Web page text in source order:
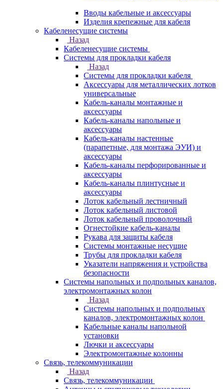
Вводы кабельные и аксессуары
Изделия крепежные для кабеля
Кабеленесущие системы
Назад
Кабеленесущие системы
Системы для прокладки кабеля
Назад
Системы для прокладки кабеля
Аксессуары для металлических лотков
универсальные
Кабель-каналы монтажные и
аксессуары
Кабель-каналы напольные и
аксессуары
Кабель-каналы настенные
(парапетные, для монтажа ЭУИ) и
аксессуары
Кабель-каналы перфорированные и
аксессуары
Кабель-каналы плинтусные и
аксессуары
Лоток кабельный лестничный
Лоток кабельный листовой
Лоток кабельный проволочный
Огнестойкие кабель-каналы
Рукава для защиты кабеля
Системы монтажные несущие
Трубы для прокладки кабеля
Указатели напряжения и устройства
безопасности
Системы напольных и подпольных каналов,
электромонтажных колон
Назад
Системы напольных и подпольных
каналов, электромонтажных колон
Кабельные каналы напольной
установки
Лючки и аксессуары
Электромонтажные колонны
Связь, телекоммуникации
Назад
Связь, телекоммуникации